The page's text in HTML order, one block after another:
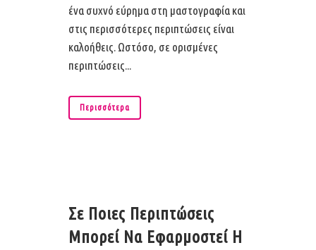
ένα συχνό εύρημα στη μαστογραφία και
στις περισσότερες περιπτώσεις είναι
καλοήθεις. Ωστόσο, σε ορισμένες
περιπτώσεις...
Περισσότερα
Σε Ποιες Περιπτώσεις
Μπορεί Να Εφαρμοστεί Η